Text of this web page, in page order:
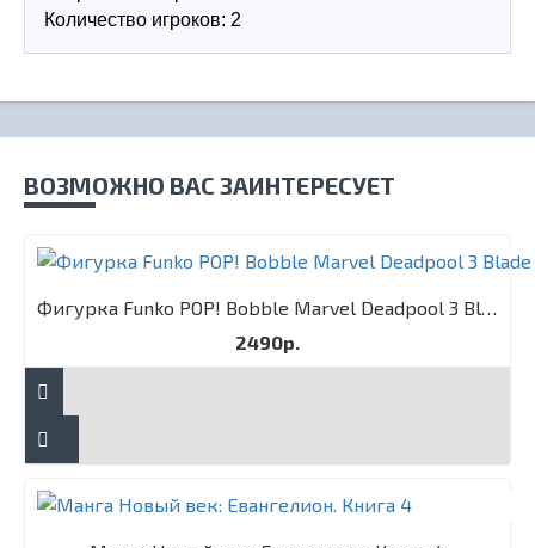
Количество игроков: 2
ВОЗМОЖНО ВАС ЗАИНТЕРЕСУЕТ
Фигурка Funko POP! Bobble Marvel Deadpool 3 Blade
2490р.